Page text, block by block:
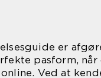
er
pasform, når
Ved at